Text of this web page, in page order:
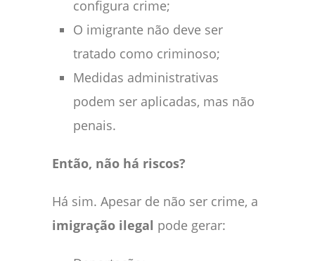
configura crime;
O imigrante não deve ser
tratado como criminoso;
Medidas administrativas
podem ser aplicadas, mas não
penais.
Então, não há riscos?
Há sim. Apesar de não ser crime, a
imigração ilegal pode gerar: